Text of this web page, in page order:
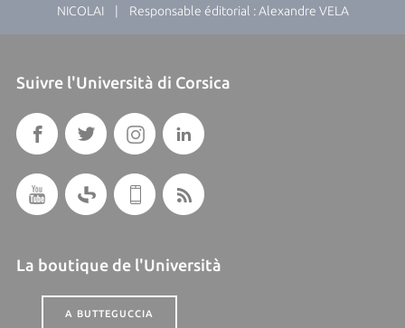
NICOLAI | Responsable éditorial : Alexandre VELA
Suivre l'Università di Corsica
La boutique de l'Università
A BUTTEGUCCIA